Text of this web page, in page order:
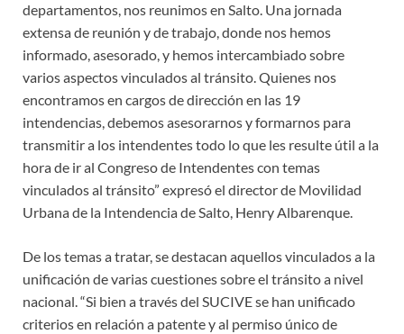
departamentos, nos reunimos en Salto. Una jornada
extensa de reunión y de trabajo, donde nos hemos
informado, asesorado, y hemos intercambiado sobre
varios aspectos vinculados al tránsito. Quienes nos
encontramos en cargos de dirección en las 19
intendencias, debemos asesorarnos y formarnos para
transmitir a los intendentes todo lo que les resulte útil a la
hora de ir al Congreso de Intendentes con temas
vinculados al tránsito” expresó el director de Movilidad
Urbana de la Intendencia de Salto, Henry Albarenque.
De los temas a tratar, se destacan aquellos vinculados a la
unificación de varias cuestiones sobre el tránsito a nivel
nacional. “Si bien a través del SUCIVE se han unificado
criterios en relación a patente y al permiso único de